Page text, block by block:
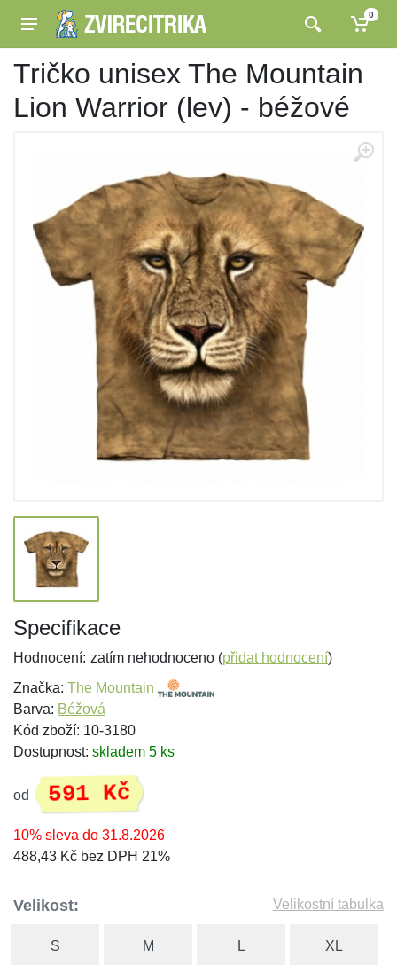
0
Tričko unisex The Mountain
Lion Warrior (lev) - béžové
Specifikace
Hodnocení: zatím nehodnoceno (přidat hodnocení)
Značka: The Mountain
Barva: Béžová
Kód zboží: 10-3180
Dostupnost: skladem 5 ks
od 591 Kč
10% sleva do 31.8.2026
488,43 Kč bez DPH 21%
Velikost: Velikostní tabulka
S M L XL